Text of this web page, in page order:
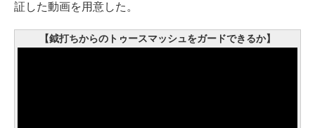
証した動画を用意した。
【鉞打ちからのトゥースマッシュをガードできるか】